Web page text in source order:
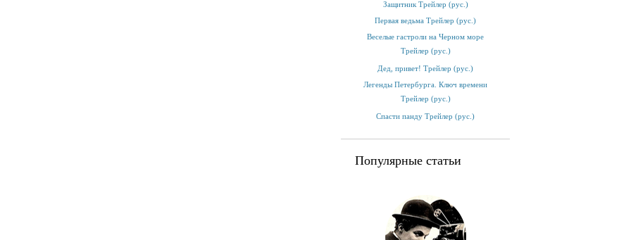
Защитник Трейлер (рус.)
Первая ведьма Трейлер (рус.)
Веселые гастроли на Черном море
Трейлер (рус.)
Дед, привет! Трейлер (рус.)
Легенды Петербурга. Ключ времени
Трейлер (рус.)
Спасти панду Трейлер (рус.)
Популярные статьи